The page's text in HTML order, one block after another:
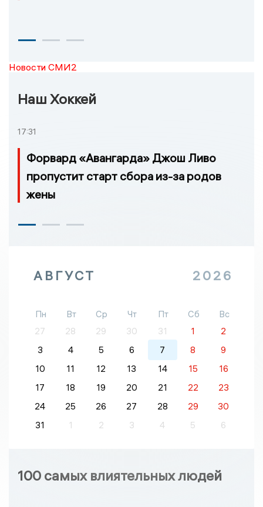
Новости СМИ2
Наш Хоккей
17:31
Форвард «Авангарда» Джош Ливо
пропустит старт сбора из-за родов
жены
АВГУСТ 2026
Пн Вт Ср Чт Пт Сб
Вс
27
28 29 30 31 1
2
3
4 5 6 7 8
9
10
11 12 13 14 15
16
17
18 19 20 21 22
23
24
25 26 27 28 29
30
31
1 2 3 4 5 6
100 самых влиятельных людей